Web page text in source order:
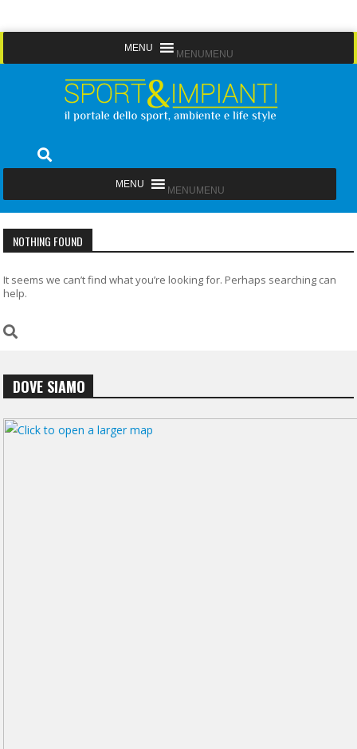
to
MENU MENU
Sport&Impianti
MENU MENU
NOTHING FOUND
It seems we can’t find what you’re looking for. Perhaps searching can
help.
DOVE SIAMO